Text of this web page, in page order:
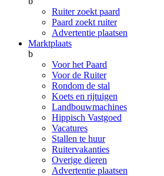
Ruiter zoekt paard
Paard zoekt ruiter
Advertentie plaatsen
Marktplaats
b
Voor het Paard
Voor de Ruiter
Rondom de stal
Koets en rijtuigen
Landbouwmachines
Hippisch Vastgoed
Vacatures
Stallen te huur
Ruitervakanties
Overige dieren
Advertentie plaatsen